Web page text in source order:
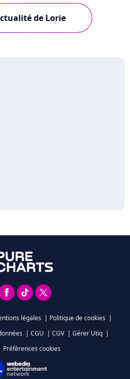
de Lorie
légales | Politique de cookies |
| CGU | CGV | Gérer Utiq |
Préférences cookies